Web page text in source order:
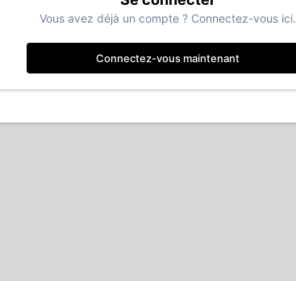
Vous avez déjà un compte ? Connectez-vous ici.
Connectez-vous maintenant